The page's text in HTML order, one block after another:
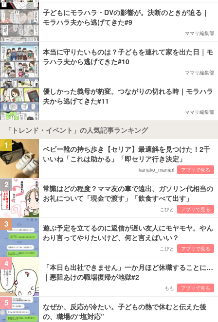
子どもにモラハラ・DVの影響が。決断のときが迫る｜
モラハラ夫から逃げてきた#9
ママリ編集部
本当に守りたいものは？子どもを連れて家を出た日｜モ
ラハラ夫から逃げてきた#10
ママリ編集部
優しかった義母が豹変。つながりの切れる時｜モラハラ
夫から逃げてきた#11
ママリ編集部
「トレンド・イベント」の人気記事ランキング
1
ベビー靴の持ち歩き【セリア】最適解を見つけた！2千
いいね「これは助かる」「即セリア行き決定」
kanako_mamari アプリで見る
2
常識はどの程度？ママ友の車で遠出、ガソリン代相当の
お礼について「現金で渡す」「飲食すべて出す」
こびと アプリで見る
3
遊ぶ予定を立てるのに返信が遅い友人にモヤモヤ。やん
わり言ってやりたいけど、何と言えばいい？
こびと アプリで見る
4
「本日も出社できません」一か月ほど休職することに…
｜悪阻あけの職場復帰が地獄#2
もも アプリで見る
5
なぜか、反応が冷たい。子どもの熱で休むと伝えた後
の、職場の“塩対応”